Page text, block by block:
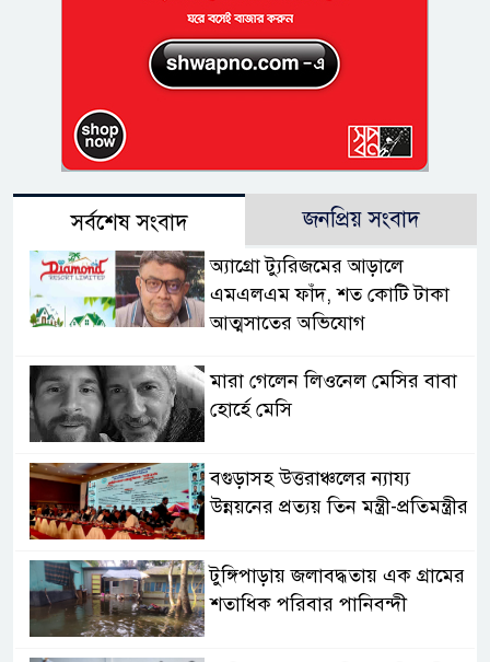
সর্বশেষ সংবাদ জনপ্রিয় সংবাদ
অ্যাগ্রো ট্যুরিজমের আড়ালে
এমএলএম ফাঁদ, শত কোটি টাকা
আত্মসাতের অভিযোগ
মারা গেলেন লিওনেল মেসির বাবা
হোর্হে মেসি
বগুড়াসহ উত্তরাঞ্চলের ন্যায্য
উন্নয়নের প্রত্যয় তিন মন্ত্রী-প্রতিমন্ত্রীর
টুঙ্গিপাড়ায় জলাবদ্ধতায় এক গ্রামের
শতাধিক পরিবার পানিবন্দী